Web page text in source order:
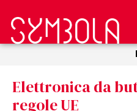
Elettronica da
regole UE